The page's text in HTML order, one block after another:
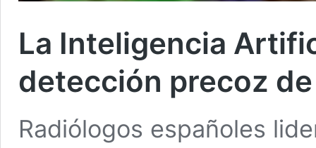
La Inteligencia
detección precoz
Radiólogos españoles